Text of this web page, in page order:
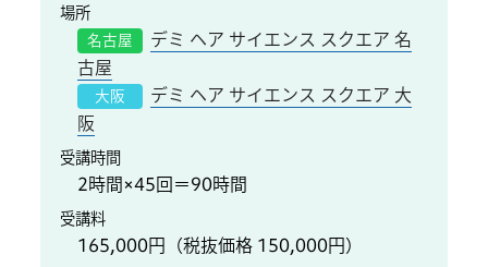
場所
名古屋
デミ ヘア サイエンス スクエア 名
古屋
大阪
デミ ヘア サイエンス スクエア 大
阪
受講時間
2時間×45回＝90時間
受講料
165,000円（税抜価格 150,000円）